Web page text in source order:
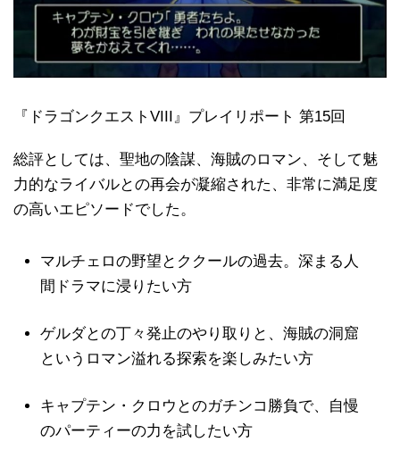
『ドラゴンクエストVIII』プレイリポート 第15回
総評としては、聖地の陰謀、海賊のロマン、そして魅
力的なライバルとの再会が凝縮された、非常に満足度
の高いエピソードでした。
マルチェロの野望とククールの過去。深まる人
間ドラマに浸りたい方
ゲルダとの丁々発止のやり取りと、海賊の洞窟
というロマン溢れる探索を楽しみたい方
キャプテン・クロウとのガチンコ勝負で、自慢
のパーティーの力を試したい方